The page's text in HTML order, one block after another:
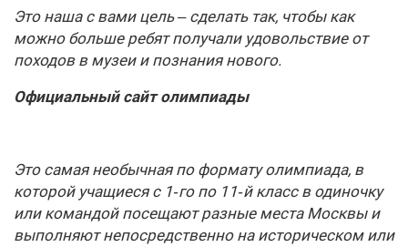
Это наша с вами цель – сделать так, чтобы как
можно больше ребят получали удовольствие от
походов в музеи и познания нового.
Официальный сайт олимпиады
Это самая необычная по формату олимпиада, в
которой учащиеся с 1‑го по 11‑й класс в одиночку
или командой посещают разные места Москвы и
выполняют непосредственно на историческом или